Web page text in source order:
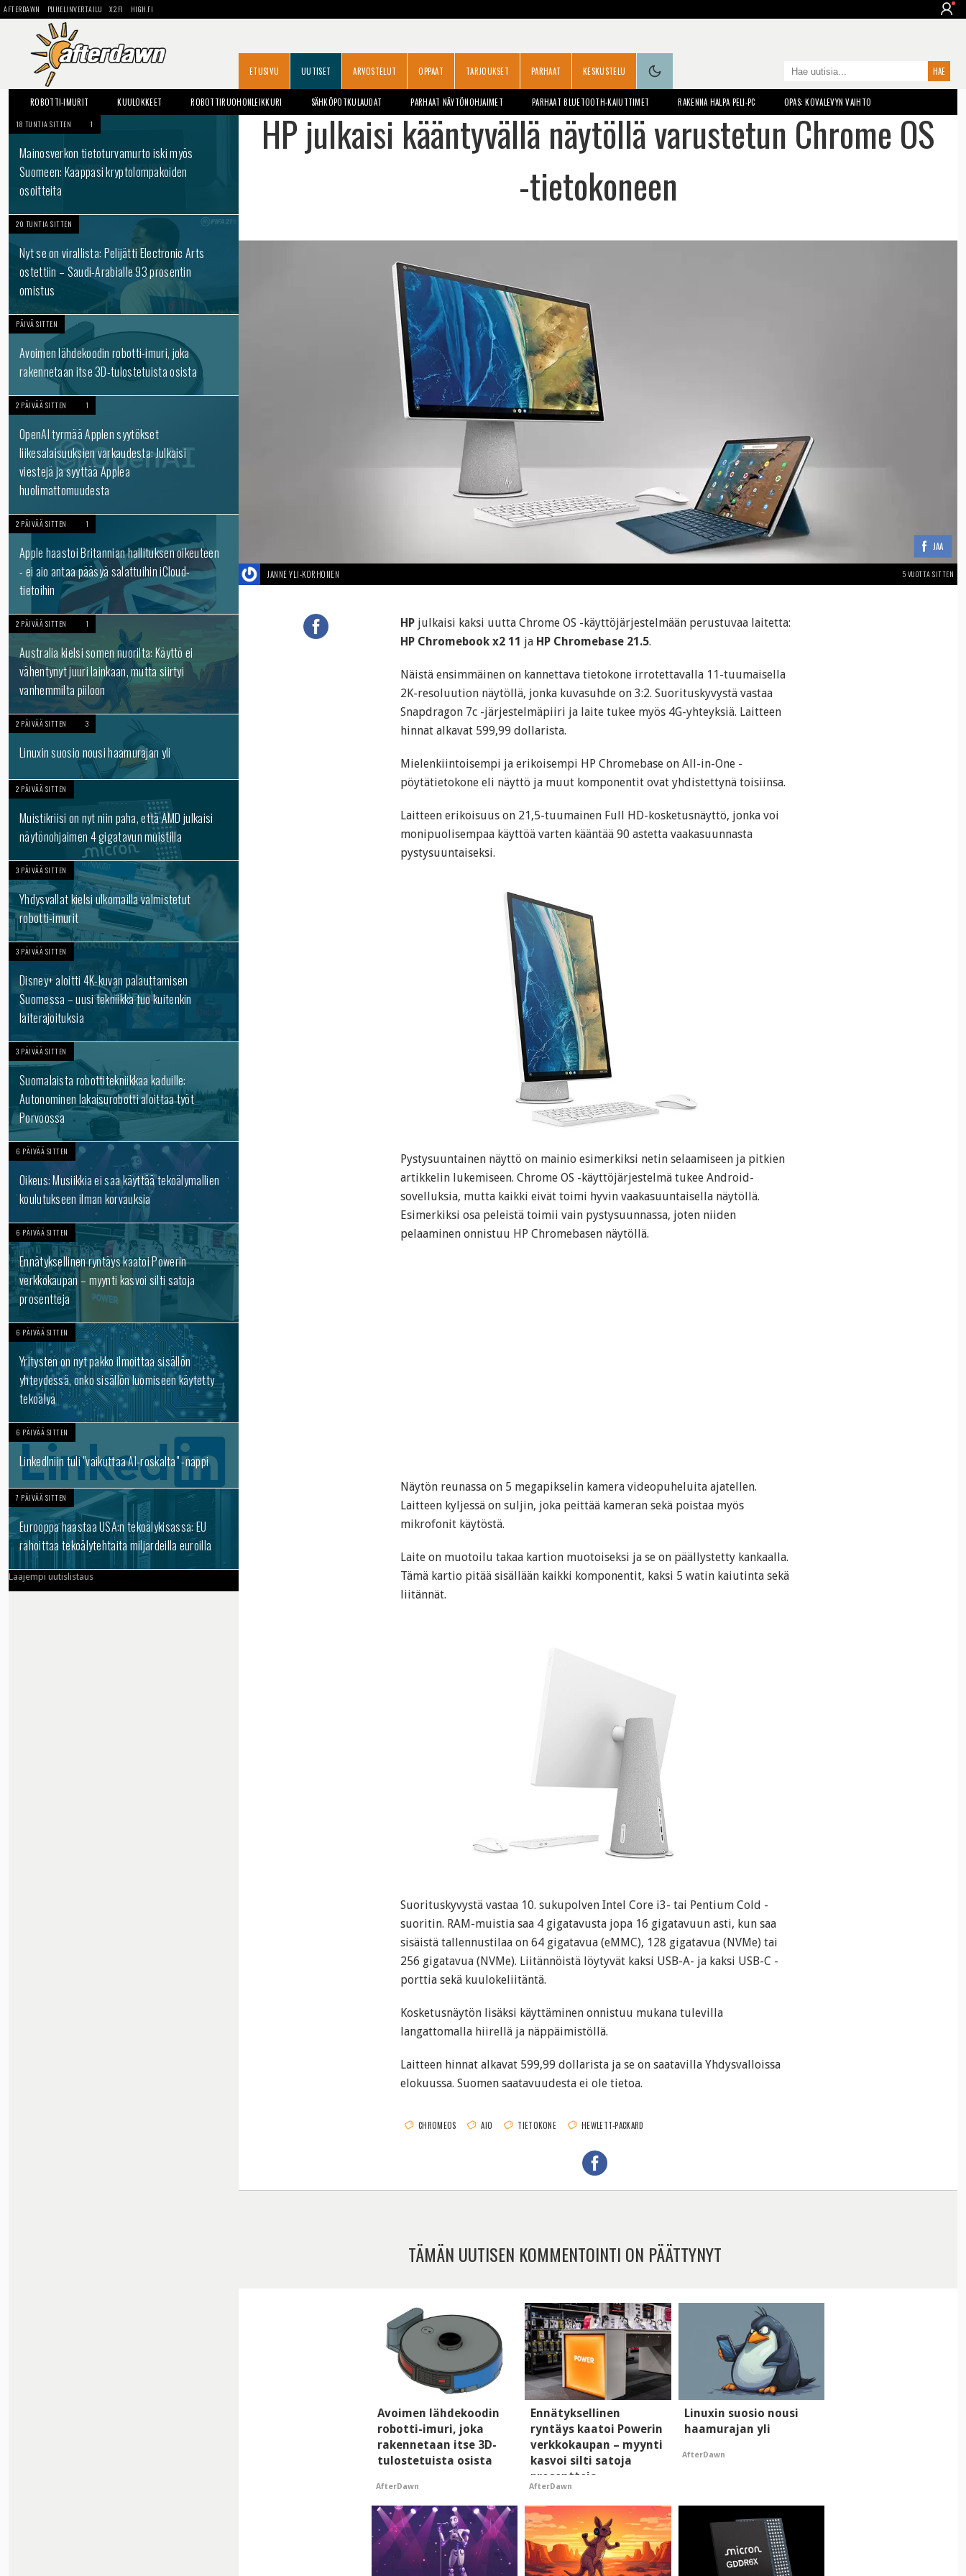
AFTERDAWN PUHELINVERTAILU X2.FI HIGH.FI
ETUSIVU UUTISET ARVOSTELUT OPPAAT TARJOUKSET PARHAAT KESKUSTELU
ROBOTTI-IMURIT KUULOKKEET ROBOTTIRUOHONLEIKKURI SÄHKÖPOTKULAUDAT PARHAAT NÄYTÖNOHJAIMET PARHAAT BLUETOOTH-KAIUTTIMET RAKENNA HALPA PELI-PC OPAS: KOVALEVYN VAIHTO
18 TUNTIA SITTEN 1
Mainosverkon tietoturvamurto iski myös
Suomeen: Kaappasi kryptolompakoiden
osoitteita
20 TUNTIA SITTEN
Nyt se on virallista: Pelijätti Electronic Arts
ostettiin – Saudi-Arabialle 93 prosentin
omistus
PÄIVÄ SITTEN
Avoimen lähdekoodin robotti-imuri, joka
rakennetaan itse 3D-tulostetuista osista
2 PÄIVÄÄ SITTEN 1
OpenAI tyrmää Applen syytökset
liikesalaisuuksien varkaudesta: Julkaisi
viestejä ja syyttää Applea
huolimattomuudesta
2 PÄIVÄÄ SITTEN 1
Apple haastoi Britannian hallituksen oikeuteen
- ei aio antaa pääsyä salattuihin iCloud-
tietoihin
2 PÄIVÄÄ SITTEN 1
Australia kielsi somen nuorilta: Käyttö ei
vähentynyt juuri lainkaan, mutta siirtyi
vanhemmilta piiloon
2 PÄIVÄÄ SITTEN 3
Linuxin suosio nousi haamurajan yli
2 PÄIVÄÄ SITTEN
Muistikriisi on nyt niin paha, että AMD julkaisi
näytönohjaimen 4 gigatavun muistilla
3 PÄIVÄÄ SITTEN
Yhdysvallat kielsi ulkomailla valmistetut
robotti-imurit
3 PÄIVÄÄ SITTEN
Disney+ aloitti 4K-kuvan palauttamisen
Suomessa – uusi tekniikka tuo kuitenkin
laiterajoituksia
3 PÄIVÄÄ SITTEN
Suomalaista robottitekniikkaa kaduille:
Autonominen lakaisurobotti aloittaa työt
Porvoossa
6 PÄIVÄÄ SITTEN
Oikeus: Musiikkia ei saa käyttää tekoälymallien
koulutukseen ilman korvauksia
6 PÄIVÄÄ SITTEN
Ennätyksellinen ryntäys kaatoi Powerin
verkkokaupan – myynti kasvoi silti satoja
prosentteja
6 PÄIVÄÄ SITTEN
Yritysten on nyt pakko ilmoittaa sisällön
yhteydessä, onko sisällön luomiseen käytetty
tekoälyä
6 PÄIVÄÄ SITTEN
LinkedIniin tuli "vaikuttaa AI-roskalta" -nappi
7 PÄIVÄÄ SITTEN
Eurooppa haastaa USA:n tekoälykisassa: EU
rahoittaa tekoälytehtaita miljardeilla euroilla
Laajempi uutislistaus
HP julkaisi kääntyvällä näytöllä varustetun Chrome OS
-tietokoneen
JAA
JANNE YLI-KORHONEN 5 VUOTTA SITTEN
HP julkaisi kaksi uutta Chrome OS -käyttöjärjestelmään perustuvaa laitetta:
HP Chromebook x2 11 ja HP Chromebase 21.5.
Näistä ensimmäinen on kannettava tietokone irrotettavalla 11-tuumaisella
2K-resoluution näytöllä, jonka kuvasuhde on 3:2. Suorituskyvystä vastaa
Snapdragon 7c -järjestelmäpiiri ja laite tukee myös 4G-yhteyksiä. Laitteen
hinnat alkavat 599,99 dollarista.
Mielenkiintoisempi ja erikoisempi HP Chromebase on All-in-One -
pöytätietokone eli näyttö ja muut komponentit ovat yhdistettynä toisiinsa.
Laitteen erikoisuus on 21,5-tuumainen Full HD-kosketusnäyttö, jonka voi
monipuolisempaa käyttöä varten kääntää 90 astetta vaakasuunnasta
pystysuuntaiseksi.
Pystysuuntainen näyttö on mainio esimerkiksi netin selaamiseen ja pitkien
artikkelin lukemiseen. Chrome OS -käyttöjärjestelmä tukee Android-
sovelluksia, mutta kaikki eivät toimi hyvin vaakasuuntaisella näytöllä.
Esimerkiksi osa peleistä toimii vain pystysuunnassa, joten niiden
pelaaminen onnistuu HP Chromebasen näytöllä.
Näytön reunassa on 5 megapikselin kamera videopuheluita ajatellen.
Laitteen kyljessä on suljin, joka peittää kameran sekä poistaa myös
mikrofonit käytöstä.
Laite on muotoilu takaa kartion muotoiseksi ja se on päällystetty kankaalla.
Tämä kartio pitää sisällään kaikki komponentit, kaksi 5 watin kaiutinta sekä
liitännät.
Suorituskyvystä vastaa 10. sukupolven Intel Core i3- tai Pentium Cold -
suoritin. RAM-muistia saa 4 gigatavusta jopa 16 gigatavuun asti, kun saa
sisäistä tallennustilaa on 64 gigatavua (eMMC), 128 gigatavua (NVMe) tai
256 gigatavua (NVMe). Liitännöistä löytyvät kaksi USB-A- ja kaksi USB-C -
porttia sekä kuulokeliitäntä.
Kosketusnäytön lisäksi käyttäminen onnistuu mukana tulevilla
langattomalla hiirellä ja näppäimistöllä.
Laitteen hinnat alkavat 599,99 dollarista ja se on saatavilla Yhdysvalloissa
elokuussa. Suomen saatavuudesta ei ole tietoa.
CHROMEOS AIO TIETOKONE HEWLETT-PACKARD
TÄMÄN UUTISEN KOMMENTOINTI ON PÄÄTTYNYT
Avoimen lähdekoodin
robotti-imuri, joka
rakennetaan itse 3D-
tulostetuista osista
AfterDawn
Ennätyksellinen
ryntäys kaatoi Powerin
verkkokaupan – myynti
kasvoi silti satoja
prosentteja
AfterDawn
Linuxin suosio nousi
haamurajan yli
AfterDawn